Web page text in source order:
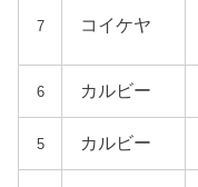
7 コイケヤ
6 カルビー
5 カルビー